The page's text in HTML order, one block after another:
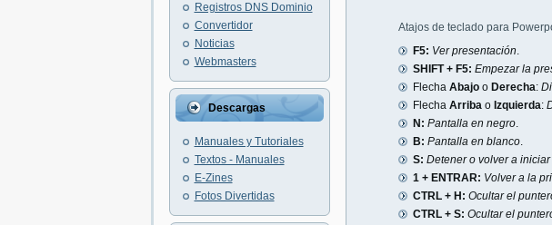
Registros DNS Dominio
Convertidor
Noticias
Webmasters
Descargas
Manuales y Tutoriales
Textos - Manuales
E-Zines
Fotos Divertidas
Atajos de teclado para
F5: Ver presentación.
SHIFT + F5: Empezar la
Flecha Abajoo Derecha:
Flecha Arribao Izquierda:
N: Pantalla en negro.
B: Pantalla en blanco.
S: Detener o volver a
1 + ENTRAR: Volver a la
CTRL + H: Ocultar el
CTRL + S: Ocultar el